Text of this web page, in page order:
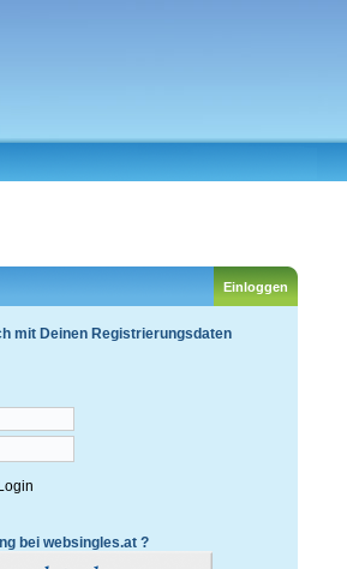
mit Deinen Registrierungsdaten
bei websingles.at ?